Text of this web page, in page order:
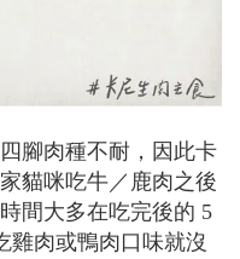
腳肉種不耐，因此卡
貓咪吃牛／鹿肉之後
間大多在吃完後的 5
雞肉或鴨肉口味就沒